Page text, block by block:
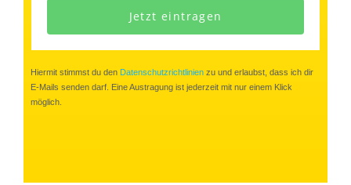
Jetzt eintragen
Hiermit stimmst du den Datenschutzrichtlinien zu und erlaubst, dass ich dir
E-Mails senden darf. Eine Austragung ist jederzeit mit nur einem Klick
möglich.